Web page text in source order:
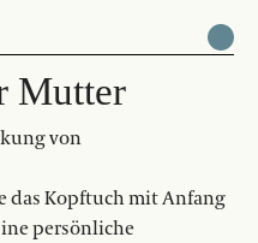
Mutter
von
das Kopftuch mit Anfang
persönliche